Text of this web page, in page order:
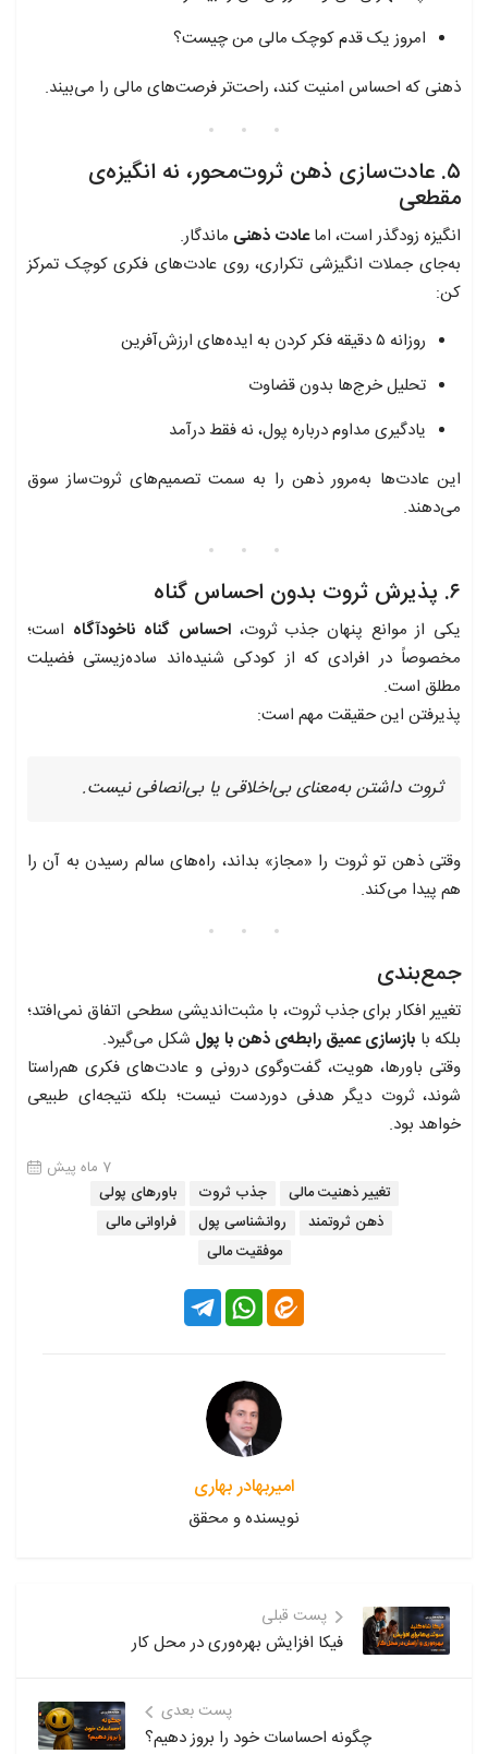
امروز یک قدم کوچک مالی من چیست؟
ذهنی که احساس امنیت کند، راحت‌تر فرصت‌های مالی را می‌بیند.
۵. عادت‌سازی ذهن ثروت‌محور، نه انگیزه‌ی
مقطعی
انگیزه زودگذر است، اماعادت ذهنی ماندگار.
به‌جای جملات انگیزشی تکراری، روی عادت‌های فکری کوچک تمرکز
کن:
روزانه ۵ دقیقه فکر کردن به ایده‌های ارزش‌آفرین
تحلیل خرج‌ها بدون قضاوت
یادگیری مداوم درباره پول، نه فقط درآمد
این عادت‌ها به‌مرور ذهن را به سمت تصمیم‌های ثروت‌ساز سوق
می‌دهند.
۶. پذیرش ثروت بدون احساس گناه
یکی از موانع پنهان جذب ثروت، احساس گناه ناخودآگاه است؛
مخصوصاً در افرادی که از کودکی شنیده‌اند ساده‌زیستی فضیلت
مطلق است.
پذیرفتن این حقیقت مهم است:
ثروت داشتن به‌معنای بی‌اخلاقی یا بی‌انصافی نیست.
وقتی ذهن تو ثروت را «مجاز» بداند، راه‌های سالم رسیدن به آن را
هم پیدا می‌کند.
جمع‌بندی
تغییر افکار برای جذب ثروت، با مثبت‌اندیشی سطحی اتفاق نمی‌افتد؛
بلکه با بازسازی عمیق رابطه‌ی ذهن با پول شکل می‌گیرد.
وقتی باورها، هویت، گفت‌وگوی درونی و عادت‌های فکری هم‌راستا
شوند، ثروت دیگر هدفی دوردست نیست؛ بلکه نتیجه‌ای طبیعی
خواهد بود.
7 ماه پیش
تغییر ذهنیت مالی
جذب ثروت
باورهای پولی
ذهن ثروتمند
روانشناسی پول
فراوانی مالی
موفقیت مالی
امیربهادر بهاری
نویسنده و محقق
پست قبلی
فیکا افزایش بهره‌وری در محل کار
پست بعدی
چگونه احساسات خود را بروز دهیم؟